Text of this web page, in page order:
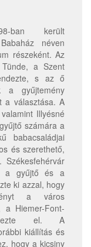
ban került
néven
részeként. Az
a Szent
s az ő
a gyűjtemény
a választása. A
Illyésné
számára a
babacsaládjai
és szerethető,
a gyűjtő és a
ki azzal, hogy
a város
a Hiemer-Font-
el. A
kiállítás és
hogy a kicsiny